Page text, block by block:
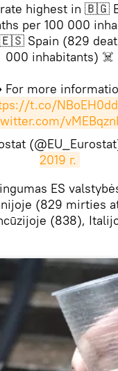
rate highest in 🇧🇬
per 100 000
Spain (829
000 inhabitants) ☠️
more
t.co/
2019 г.
ES
(829 mirties
(838),